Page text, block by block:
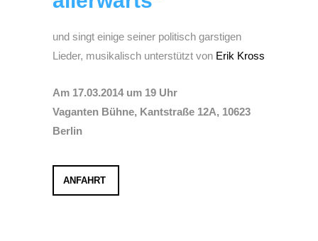
und singt einige seiner politisch garstigen
Lieder, musikalisch unterstützt von Erik Kross
Am 17.03.2014 um 19 Uhr
Vaganten Bühne, Kantstraße 12A, 10623
Berlin
ANFAHRT